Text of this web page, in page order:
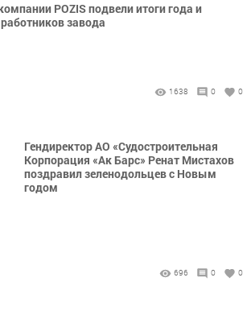
POZIS подвели итоги года и
завода
1638 0 0
Гендиректор АО «Судостроительная
Корпорация «Ак Барс» Ренат Мистахов
поздравил зеленодольцев с Новым
годом
696 0 0